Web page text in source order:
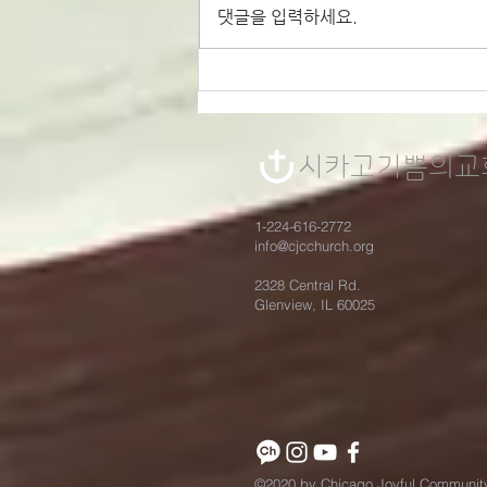
시를 잊은 성도에게 - 세월
의 강물 / 장 루슬로
댓글을 입력하세요.
시카고기쁨의​교
1-224-616-2772
info@cjcchurch.org
2328 Central Rd.
Glenview, IL 60025
©2020 by Chicago Joyful